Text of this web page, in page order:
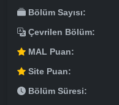
Bölüm Sayısı:
Çevrilen Bölüm:
MAL Puan:
Site Puan:
Bölüm Süresi: